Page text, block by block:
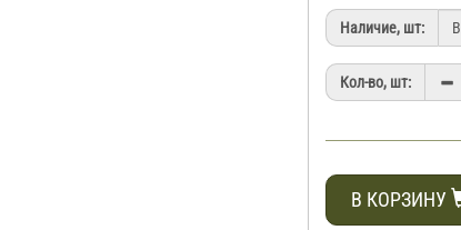
Наличие, шт:
Кол-во, шт:
В КОРЗИНУ